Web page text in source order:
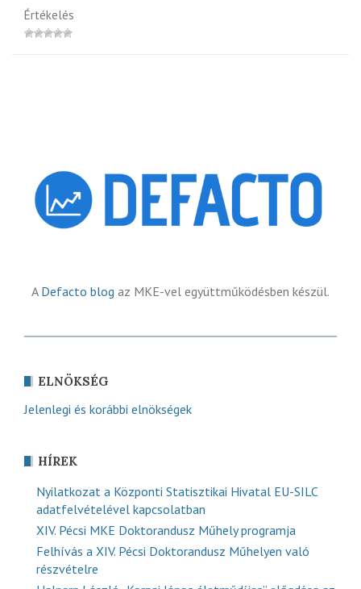
Értékelés
A Defacto blog az MKE-vel együttműködésben készül.
ELNÖKSÉG
Jelenlegi és korábbi elnökségek
HÍREK
Nyilatkozat a Központi Statisztikai Hivatal EU-SILC
adatfelvételével kapcsolatban
XIV. Pécsi MKE Doktorandusz Műhely programja
Felhívás a XIV. Pécsi Doktorandusz Műhelyen való
részvételre